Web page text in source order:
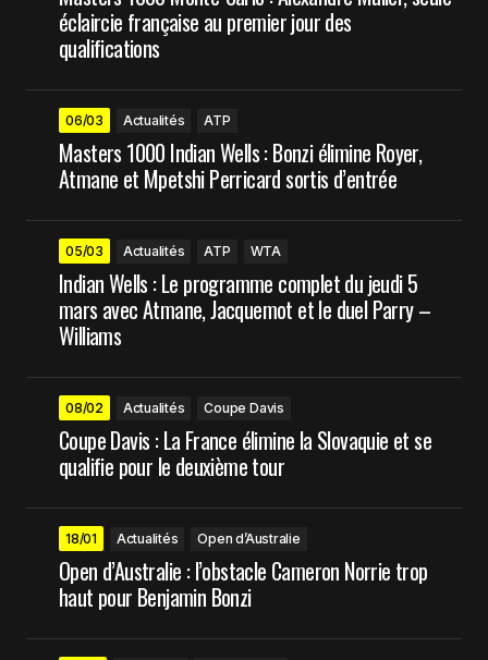
éclaircie française au premier jour des
qualifications
06/03 Actualités ATP
Masters 1000 Indian Wells : Bonzi élimine Royer,
Atmane et Mpetshi Perricard sortis d’entrée
05/03 Actualités ATP WTA
Indian Wells : Le programme complet du jeudi 5
mars avec Atmane, Jacquemot et le duel Parry –
Williams
08/02 Actualités Coupe Davis
Coupe Davis : La France élimine la Slovaquie et se
qualifie pour le deuxième tour
18/01 Actualités Open d’Australie
Open d’Australie : l’obstacle Cameron Norrie trop
haut pour Benjamin Bonzi